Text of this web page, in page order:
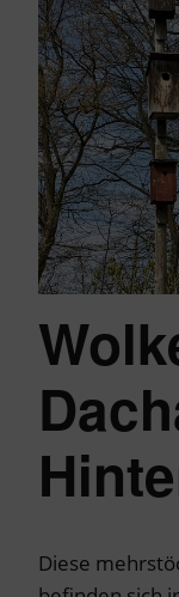
Diese